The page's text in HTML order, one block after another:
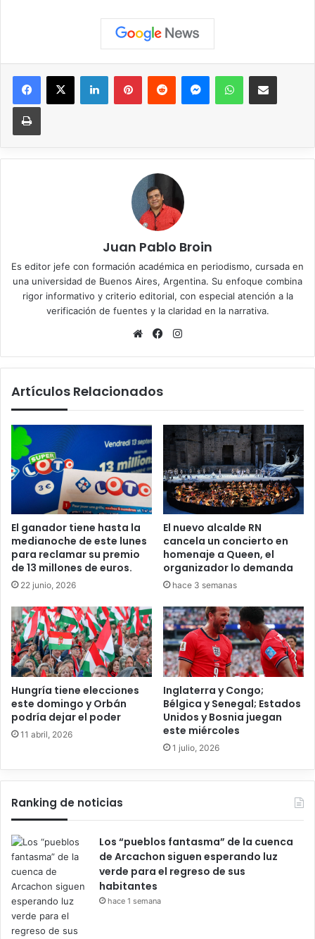
Facebook
X LinkedInPinterestReddit MessengerWhatsAppCompartir vía correo
Imprimir
Juan Pablo Broin
Es editor jefe con formación académica en periodismo, cursada en
una universidad de Buenos Aires, Argentina. Su enfoque combina
rigor informativo y criterio editorial, con especial atención a la
verificación de fuentes y la claridad en la narrativa.
Sitio
Facebook
Artículos Relacionados
El ganador tiene hasta la
medianoche de este lunes
para reclamar su premio
de 13 millones de euros.
22 junio, 2026
El nuevo alcalde RN
cancela un concierto en
homenaje a Queen, el
organizador lo demanda
hace 3 semanas
Hungría tiene elecciones
este domingo y Orbán
podría dejar el poder
11 abril, 2026
Inglaterra y Congo;
Bélgica y Senegal; Estados
Unidos y Bosnia juegan
este miércoles
1 julio, 2026
Ranking de noticias
Los “pueblos fantasma” de la cuenca
de Arcachon siguen esperando luz
verde para el regreso de sus
habitantes
hace 1 semana